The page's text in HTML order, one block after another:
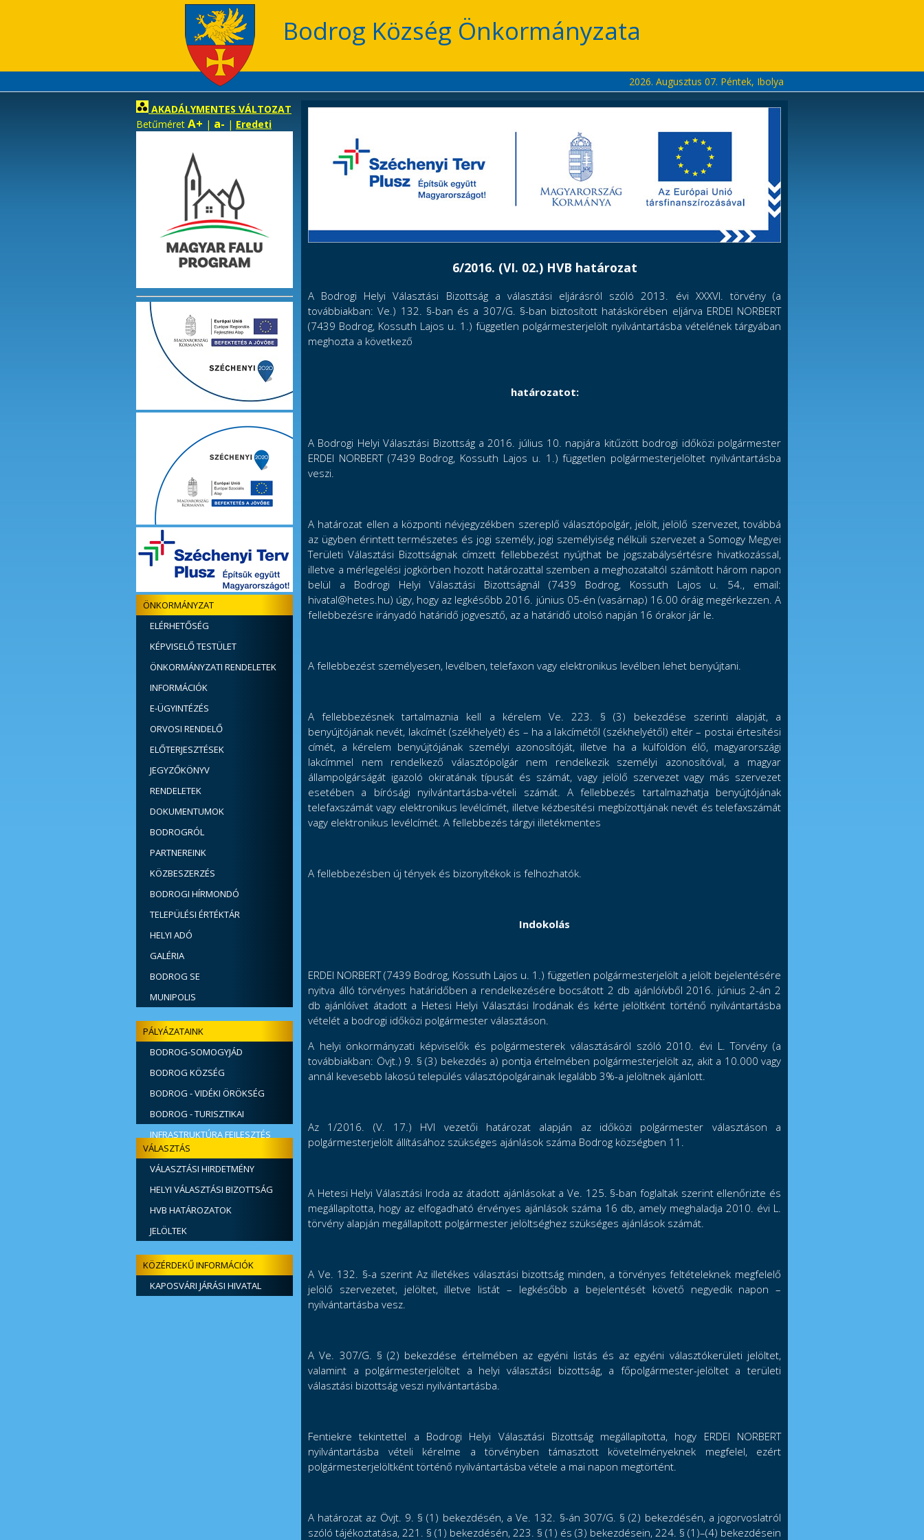
Bodrog Község Önkormányzata
2026. Augusztus 07. Péntek, Ibolya
AKADÁLYMENTES VÁLTOZAT
Betűméret A+ | a- | Eredeti
ÖNKORMÁNYZAT
ELÉRHETŐSÉG
KÉPVISELŐ TESTÜLET
ÖNKORMÁNYZATI RENDELETEK
INFORMÁCIÓK
E-ÜGYINTÉZÉS
ORVOSI RENDELŐ
ELŐTERJESZTÉSEK
JEGYZŐKÖNYV
RENDELETEK
DOKUMENTUMOK
BODROGRÓL
PARTNEREINK
KÖZBESZERZÉS
BODROGI HÍRMONDÓ
TELEPÜLÉSI ÉRTÉKTÁR
HELYI ADÓ
GALÉRIA
BODROG SE
MUNIPOLIS
PÁLYÁZATAINK
BODROG-SOMOGYJÁD
ÖSSZEKÖTŐ ÚT ÉPÍTÉSE
BODROG KÖZSÉG
SZENNYVÍZKEZELÉSI BERUHÁZÁSA
BODROG - VIDÉKI ÖRÖKSÉG
BODROG - TURISZTIKAI
INFRASTRUKTÚRA FEJLESZTÉS
VÁLASZTÁS
VÁLASZTÁSI HIRDETMÉNY
HELYI VÁLASZTÁSI BIZOTTSÁG
HVB HATÁROZATOK
JELÖLTEK
KÖZÉRDEKŰ INFORMÁCIÓK
KAPOSVÁRI JÁRÁSI HIVATAL
6/2016. (VI. 02.) HVB határozat
A Bodrogi Helyi Választási Bizottság a választási eljárásról szóló 2013. évi XXXVI. törvény (a
továbbiakban: Ve.) 132. §-ban és a 307/G. §-ban biztosított hatáskörében eljárva ERDEI NORBERT
(7439 Bodrog, Kossuth Lajos u. 1.) független polgármesterjelölt nyilvántartásba vételének tárgyában
meghozta a következő
határozatot:
A Bodrogi Helyi Választási Bizottság a 2016. július 10. napjára kitűzött bodrogi időközi polgármester
ERDEI NORBERT (7439 Bodrog, Kossuth Lajos u. 1.) független polgármesterjelöltet nyilvántartásba
veszi.
A határozat ellen a központi névjegyzékben szereplő választópolgár, jelölt, jelölő szervezet, továbbá
az ügyben érintett természetes és jogi személy, jogi személyiség nélküli szervezet a Somogy Megyei
Területi Választási Bizottságnak címzett fellebbezést nyújthat be jogszabálysértésre hivatkozással,
illetve a mérlegelési jogkörben hozott határozattal szemben a meghozataltól számított három napon
belül a Bodrogi Helyi Választási Bizottságnál (7439 Bodrog, Kossuth Lajos u. 54., email:
hivatal@hetes.hu) úgy, hogy az legkésőbb 2016. június 05-én (vasárnap) 16.00 óráig megérkezzen. A
fellebbezésre irányadó határidő jogvesztő, az a határidő utolsó napján 16 órakor jár le.
A fellebbezést személyesen, levélben, telefaxon vagy elektronikus levélben lehet benyújtani.
A fellebbezésnek tartalmaznia kell a kérelem Ve. 223. § (3) bekezdése szerinti alapját, a
benyújtójának nevét, lakcímét (székhelyét) és – ha a lakcímétől (székhelyétől) eltér – postai értesítési
címét, a kérelem benyújtójának személyi azonosítóját, illetve ha a külföldön élő, magyarországi
lakcímmel nem rendelkező választópolgár nem rendelkezik személyi azonosítóval, a magyar
állampolgárságát igazoló okiratának típusát és számát, vagy jelölő szervezet vagy más szervezet
esetében a bírósági nyilvántartásba-vételi számát. A fellebbezés tartalmazhatja benyújtójának
telefaxszámát vagy elektronikus levélcímét, illetve kézbesítési megbízottjának nevét és telefaxszámát
vagy elektronikus levélcímét. A fellebbezés tárgyi illetékmentes
A fellebbezésben új tények és bizonyítékok is felhozhatók.
Indokolás
ERDEI NORBERT (7439 Bodrog, Kossuth Lajos u. 1.) független polgármesterjelölt a jelölt bejelentésére
nyitva álló törvényes határidőben a rendelkezésére bocsátott 2 db ajánlóívből 2016. június 2-án 2
db ajánlóívet átadott a Hetesi Helyi Választási Irodának és kérte jelöltként történő nyilvántartásba
vételét a bodrogi időközi polgármester választáson.
A helyi önkormányzati képviselők és polgármesterek választásáról szóló 2010. évi L. Törvény (a
továbbiakban: Övjt.) 9. § (3) bekezdés a) pontja értelmében polgármesterjelölt az, akit a 10.000 vagy
annál kevesebb lakosú település választópolgárainak legalább 3%-a jelöltnek ajánlott.
Az 1/2016. (V. 17.) HVI vezetői határozat alapján az időközi polgármester választáson a
polgármesterjelölt állításához szükséges ajánlások száma Bodrog községben 11.
A Hetesi Helyi Választási Iroda az átadott ajánlásokat a Ve. 125. §-ban foglaltak szerint ellenőrizte és
megállapította, hogy az elfogadható érvényes ajánlások száma 16 db, amely meghaladja 2010. évi L.
törvény alapján megállapított polgármester jelöltséghez szükséges ajánlások számát.
A Ve. 132. §-a szerint Az illetékes választási bizottság minden, a törvényes feltételeknek megfelelő
jelölő szervezetet, jelöltet, illetve listát – legkésőbb a bejelentését követő negyedik napon –
nyilvántartásba vesz.
A Ve. 307/G. § (2) bekezdése értelmében az egyéni listás és az egyéni választókerületi jelöltet,
valamint a polgármesterjelöltet a helyi választási bizottság, a főpolgármester-jelöltet a területi
választási bizottság veszi nyilvántartásba.
Fentiekre tekintettel a Bodrogi Helyi Választási Bizottság megállapította, hogy ERDEI NORBERT
nyilvántartásba vételi kérelme a törvényben támasztott követelményeknek megfelel, ezért
polgármesterjelöltként történő nyilvántartásba vétele a mai napon megtörtént.
A határozat az Övjt. 9. § (1) bekezdésén, a Ve. 132. §-án 307/G. § (2) bekezdésén, a jogorvoslatról
szóló tájékoztatása, 221. § (1) bekezdésén, 223. § (1) és (3) bekezdésein, 224. § (1)–(4) bekezdésein